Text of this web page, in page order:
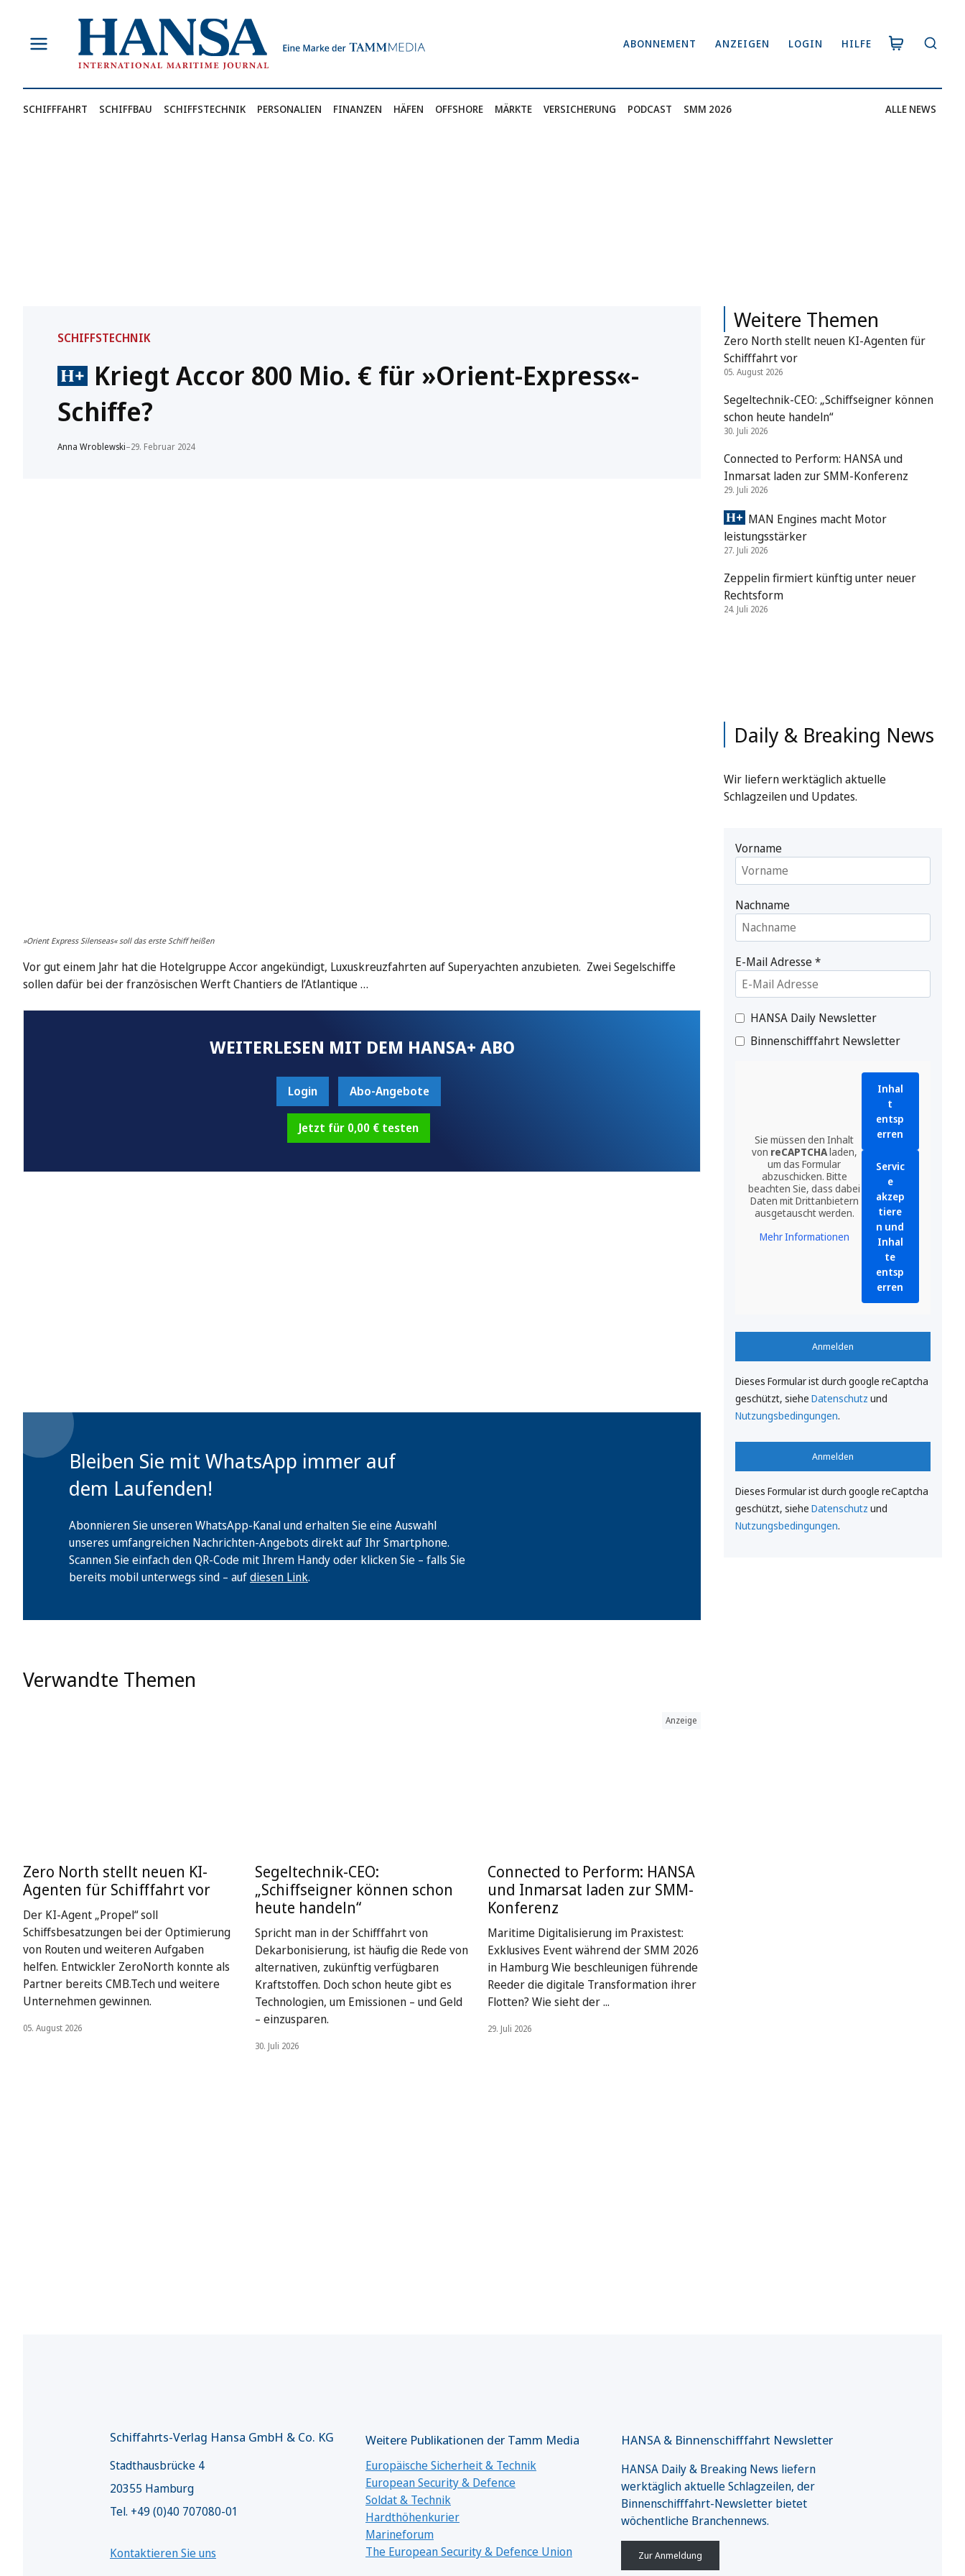
springen
ABONNEMENT ANZEIGEN LOGIN HILFE
SCHIFFFAHRT SCHIFFBAU SCHIFFSTECHNIK PERSONALIEN FINANZEN HÄFEN OFFSHORE MÄRKTE VERSICHERUNG PODCAST SMM 2026 ALLE NEWS
SCHIFFSTECHNIK
Kriegt Accor 800 Mio. € für »Orient-Express«-
Schiffe?
Anna Wroblewski–29. Februar 2024
»Orient Express Silenseas« soll das erste Schiff heißen
Vor gut einem Jahr hat die Hotelgruppe Accor angekündigt, Luxuskreuzfahrten auf Superyachten anzubieten. Zwei Segelschiffe
sollen dafür bei der französischen Werft Chantiers de l’Atlantique …
WEITERLESEN MIT DEM HANSA+ ABO
Login Abo-Angebote
Jetzt für 0,00 € testen
Bleiben Sie mit WhatsApp immer auf
dem Laufenden!
Abonnieren Sie unseren WhatsApp-Kanal und erhalten Sie eine Auswahl
unseres umfangreichen Nachrichten-Angebots direkt auf Ihr Smartphone.
Scannen Sie einfach den QR-Code mit Ihrem Handy oder klicken Sie – falls Sie
bereits mobil unterwegs sind – aufdiesen Link.
Verwandte Themen
Zero North stellt neuen KI-
Agenten für Schifffahrt vor
Der KI-Agent „Propel“ soll
Schiffsbesatzungen bei der Optimierung
von Routen und weiteren Aufgaben
helfen. Entwickler ZeroNorth konnte als
Partner bereits CMB.Tech und weitere
Unternehmen gewinnen.
05. August 2026
Segeltechnik-CEO:
„Schiffseigner können schon
heute handeln“
Spricht man in der Schifffahrt von
Dekarbonisierung, ist häufig die Rede von
alternativen, zukünftig verfügbaren
Kraftstoffen. Doch schon heute gibt es
Technologien, um Emissionen – und Geld
– einzusparen.
30. Juli 2026
Anzeige
Connected to Perform: HANSA
und Inmarsat laden zur SMM-
Konferenz
Maritime Digitalisierung im Praxistest:
Exklusives Event während der SMM 2026
in Hamburg Wie beschleunigen führende
Reeder die digitale Transformation ihrer
Flotten? Wie sieht der ...
29. Juli 2026
Weitere Themen
Zero North stellt neuen KI-Agenten für
Schifffahrt vor
05. August 2026
Segeltechnik-CEO: „Schiffseigner können
schon heute handeln“
30. Juli 2026
Connected to Perform: HANSA und
Inmarsat laden zur SMM-Konferenz
29. Juli 2026
MAN Engines macht Motor
leistungsstärker
27. Juli 2026
Zeppelin firmiert künftig unter neuer
Rechtsform
24. Juli 2026
Daily & Breaking News
Wir liefern werktäglich aktuelle
Schlagzeilen und Updates.
Vorname
Nachname
E-Mail Adresse*
HANSA Daily Newsletter
Binnenschifffahrt Newsletter
Sie müssen den Inhalt
von reCAPTCHAladen,
um das Formular
abzuschicken. Bitte
beachten Sie, dass dabei
Daten mit Drittanbietern
ausgetauscht werden.
Mehr Informationen
Inhal
t
entsp
erren
Servic
e
akzep
tiere
n und
Inhal
te
entsp
erren
Anmelden
Dieses Formular ist durch google reCaptcha
geschützt, siehe Datenschutz und
Nutzungsbedingungen.
Anmelden
Dieses Formular ist durch google reCaptcha
geschützt, siehe Datenschutz und
Nutzungsbedingungen.
Schiffahrts-Verlag Hansa GmbH & Co. KG
Stadthausbrücke 4
20355 Hamburg
Tel. +49 (0)40 707080-01
Kontaktieren Sie uns
Weitere Publikationen der Tamm Media
Europäische Sicherheit & Technik
European Security & Defence
Soldat & Technik
Hardthöhenkurier
Marineforum
The European Security & Defence Union
HANSA & Binnenschifffahrt Newsletter
HANSA Daily & Breaking News liefern
werktäglich aktuelle Schlagzeilen, der
Binnenschifffahrt-Newsletter bietet
wöchentliche Branchennews.
Zur Anmeldung